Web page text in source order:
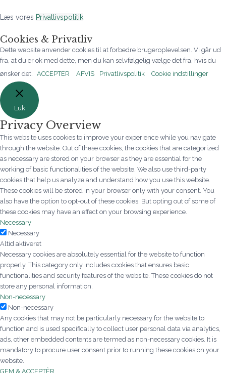
Læs vores Privatlivspolitik
Cookies & Privatliv
Dette website anvender cookies til at forbedre brugeroplevelsen. Vi går ud
fra, at du er ok med dette, men du kan selvfølgelig vælge det fra, hvis du
ønsker det. ACCEPTER AFVIS Privatlivspolitik Cookie indstillinger
Luk
Privacy Overview
This website uses cookies to improve your experience while you navigate
through the website. Out of these cookies, the cookies that are categorized
as necessary are stored on your browser as they are essential for the
working of basic functionalities of the website. We also use third-party
cookies that help us analyze and understand how you use this website.
These cookies will be stored in your browser only with your consent. You
also have the option to opt-out of these cookies. But opting out of some of
these cookies may have an effect on your browsing experience.
Necessary
Necessary
Altid aktiveret
Necessary cookies are absolutely essential for the website to function
properly. This category only includes cookies that ensures basic
functionalities and security features of the website. These cookies do not
store any personal information.
Non-necessary
Non-necessary
Any cookies that may not be particularly necessary for the website to
function and is used specifically to collect user personal data via analytics,
ads, other embedded contents are termed as non-necessary cookies. It is
mandatory to procure user consent prior to running these cookies on your
website.
GEM & ACCEPTÈR